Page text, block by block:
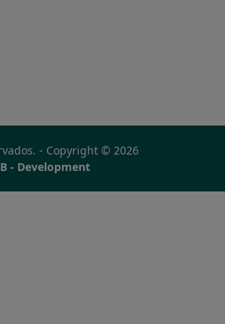
- Copyright © 2026
- Development